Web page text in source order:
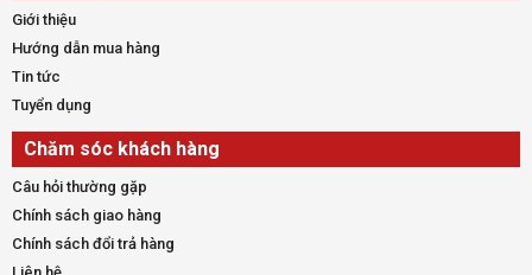
Giới thiệu
Hướng dẫn mua hàng
Tin tức
Tuyển dụng
Chăm sóc khách hàng
Câu hỏi thường gặp
Chính sách giao hàng
Chính sách đổi trả hàng